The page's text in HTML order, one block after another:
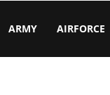
ARMY AIRFORCE